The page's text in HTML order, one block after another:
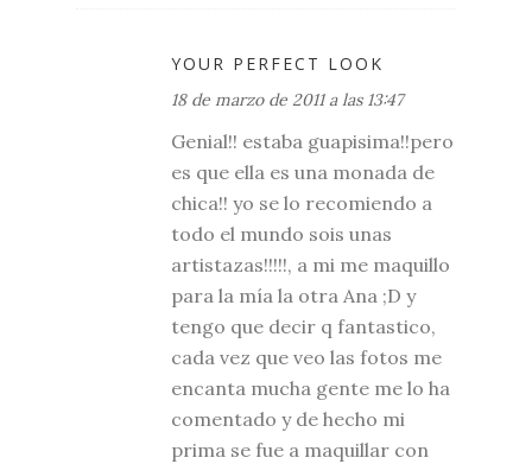
YOUR PERFECT LOOK
18 de marzo de 2011 a las 13:47
Genial!! estaba guapisima!!pero
es que ella es una monada de
chica!! yo se lo recomiendo a
todo el mundo sois unas
artistazas!!!!!, a mi me maquillo
para la mía la otra Ana ;D y
tengo que decir q fantastico,
cada vez que veo las fotos me
encanta mucha gente me lo ha
comentado y de hecho mi
prima se fue a maquillar con